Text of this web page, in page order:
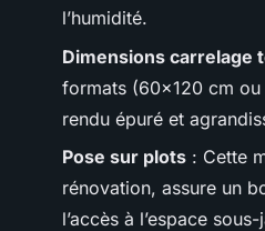
l’humidité.
Dimensions carrelage
formats (60x120 cm
rendu épuré et
Pose sur plots : Cette
rénovation, assure un
l’accès à l’espace